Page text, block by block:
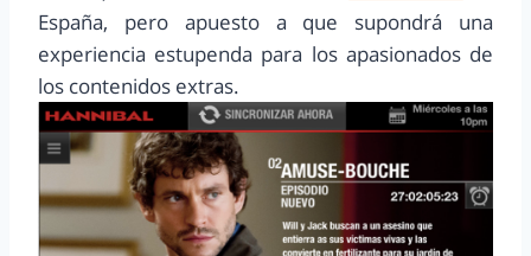
España, pero apuesto a que supondrá una
experiencia estupenda para los apasionados de
los contenidos extras.